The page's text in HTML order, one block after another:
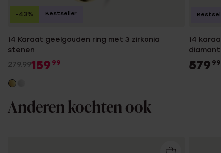
14 Karaat geelgouden ring met 3 zirkonia
stenen
279.99159 99
-43% Bestseller
14
579 99
Anderen kochten ook